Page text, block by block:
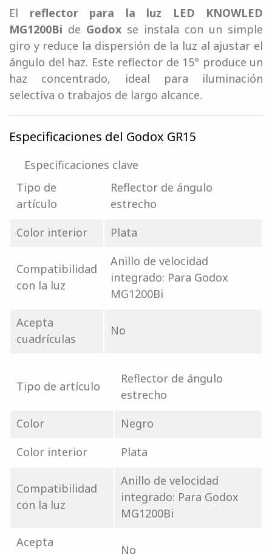
El reflector para la luz LED KNOWLED
MG1200Bi de Godox se instala con un simple
giro y reduce la dispersión de la luz al ajustar el
ángulo del haz. Este reflector de 15° produce un
haz concentrado, ideal para iluminación
selectiva o trabajos de largo alcance.
Especificaciones del Godox GR15
Especificaciones clave
Tipo de
artículo
Reflector de ángulo
estrecho
Color interior
Plata
Compatibilidad
con la luz
Anillo de velocidad
integrado: Para Godox
MG1200Bi
Acepta
cuadrículas
No
Tipo de artículo
Reflector de ángulo
estrecho
Color
Negro
Color interior
Plata
Compatibilidad
con la luz
Anillo de velocidad
integrado: Para Godox
MG1200Bi
Acepta
No